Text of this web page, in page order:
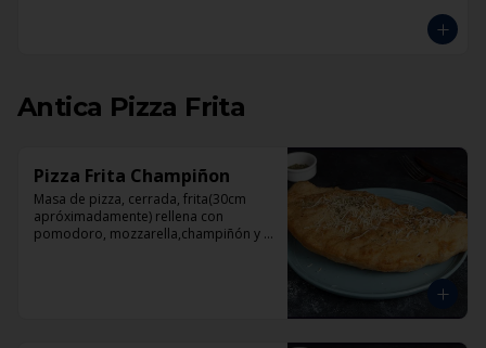
Antica Pizza Frita
Pizza Frita Champiñon
Masa de pizza, cerrada, frita(30cm
apróximadamente) rellena con
pomodoro, mozzarella,champiñón y